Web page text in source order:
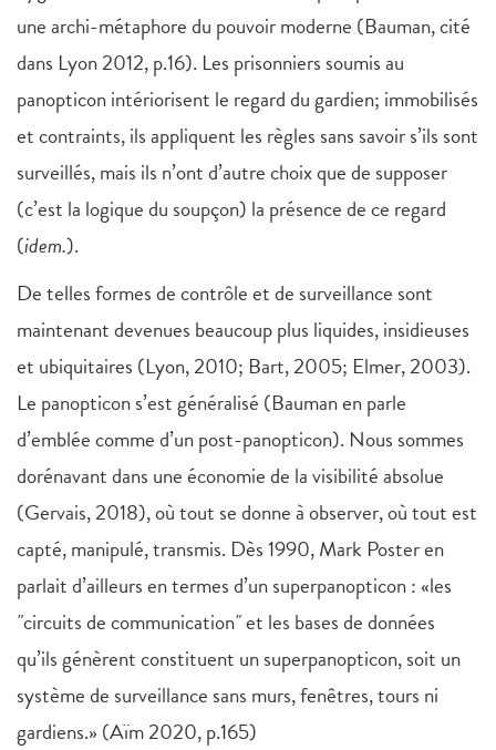
une archi-métaphore du pouvoir moderne (Bauman, cité
dans Lyon 2012, p.16). Les prisonniers soumis au
panopticon intériorisent le regard du gardien; immobilisés
et contraints, ils appliquent les règles sans savoir s’ils sont
surveillés, mais ils n’ont d’autre choix que de supposer
(c’est la logique du soupçon) la présence de ce regard
(idem.).
De telles formes de contrôle et de surveillance sont
maintenant devenues beaucoup plus liquides, insidieuses
et ubiquitaires (Lyon, 2010; Bart, 2005; Elmer, 2003).
Le panopticon s’est généralisé (Bauman en parle
d’emblée comme d’un post-panopticon). Nous sommes
dorénavant dans une économie de la visibilité absolue
(Gervais, 2018), où tout se donne à observer, où tout est
capté, manipulé, transmis. Dès 1990, Mark Poster en
parlait d’ailleurs en termes d’un superpanopticon : «les
"circuits de communication"et les bases de données
qu’ils génèrent constituent un superpanopticon, soit un
système de surveillance sans murs, fenêtres, tours ni
gardiens.» (Aïm 2020, p.165)